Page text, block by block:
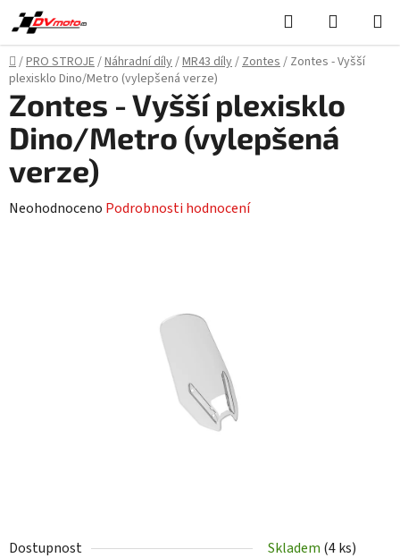
Přejít
na
obsah
Hledat
KOŠÍK
Domů
/PRO STROJE/Náhradní díly/MR43 díly/Zontes/ Zontes - Vyšší
plexisklo Dino/Metro (vylepšená verze)
Dostupnost Skladem (4 ks)
Zontes - Vyšší plexisklo
Dino/Metro (vylepšená
verze)
Průměrné
Neohodnoceno Podrobnosti hodnocení